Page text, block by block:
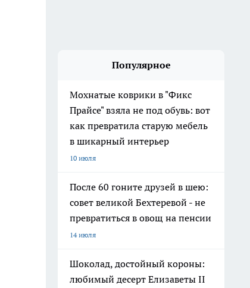
Популярное
Мохнатые коврики в "Фикс
Прайсе" взяла не под обувь: вот
как превратила старую мебель
в шикарный интерьер
10 июля
После 60 гоните друзей в шею:
совет великой Бехтеревой - не
превратиться в овощ на пенсии
14 июля
Шоколад, достойный короны:
любимый десерт Елизаветы II